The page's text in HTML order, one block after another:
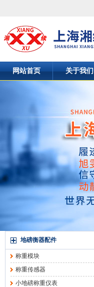
网站首页 关于我们
地磅衡器配件
称重模块
称重传感器
小地磅称重仪表